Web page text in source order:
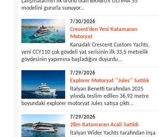
modelini gururla sunuyor...
7/30/2026
Cresent’den Yeni Katamaran
Motoryat
Kanadalı Crescent Custom Yachts,
yeni CCY110 çok gövdeli yat serisinin ilk 33,5 metrelik
gövdesinin yapımına başladığını duyurdu...
7/29/2026
Explorer Motoryat ''Jules'' Satılık
İtalyan Benetti tarafından 2025
yılında teslim edilen 36,92 metre
boyundaki explorer motoryat Jules satışa çıktı...
7/29/2026
28m Katamaran Acali Satıldı
İtalyan Wider Yachts tarafından inşa